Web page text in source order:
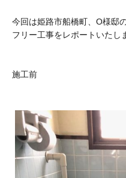
今回は姫路市船橋町、O様邸
フリー工事をレポートいたし
施工前